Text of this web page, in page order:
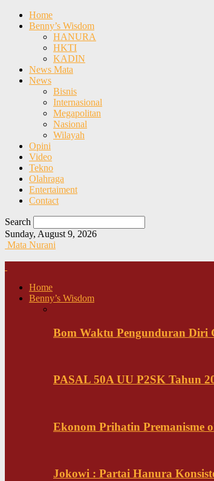
Home
Benny’s Wisdom
HANURA
HKTI
KADIN
News Mata
News
Bisnis
Internasional
Megapolitan
Nasional
Wilayah
Opini
Video
Tekno
Olahraga
Entertaiment
Contact
Search
Sunday, August 9, 2026
Mata Nurani
Home
Benny’s Wisdom
Bom Waktu Pengunduran Diri
PASAL 50A UU P2SK Tahun
Ekonom Prihatin Premanisme
Jokowi : Partai Hanura